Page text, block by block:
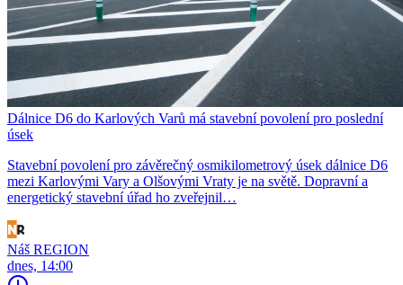
Dálnice D6 do Karlových Varů má stavební povolení pro poslední
úsek
Stavební povolení pro závěrečný osmikilometrový úsek dálnice D6
mezi Karlovými Vary a Olšovými Vraty je na světě. Dopravní a
energetický stavební úřad ho zveřejnil…
Náš REGION
dnes, 14:00